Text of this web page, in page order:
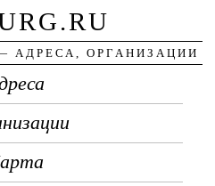
АДРЕСА, ОРГАНИЗАЦИИ